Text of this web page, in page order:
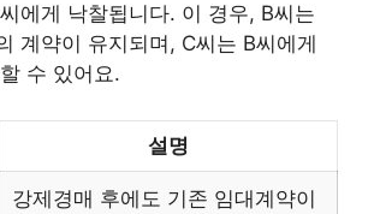
에게 낙찰됩니다. 이 경우, B씨는
계약이 유지되며, C씨는 B씨에게
수 있어요.
설명
강제경매 후에도 기존 임대계약이